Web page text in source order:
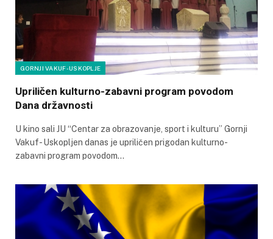
GORNJI VAKUF-USKOPLJE
Upriličen kulturno-zabavni program povodom
Dana državnosti
U kino sali JU “Centar za obrazovanje, sport i kulturu” Gornji
Vakuf- Uskopljen danas je upriličen prigodan kulturno-
zabavni program povodom…